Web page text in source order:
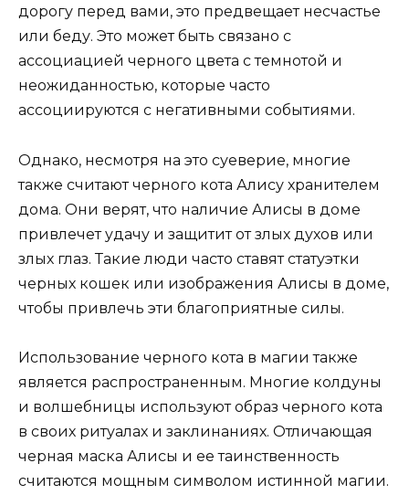
дорогу перед вами, это предвещает несчастье
или беду. Это может быть связано с
ассоциацией черного цвета с темнотой и
неожиданностью, которые часто
ассоциируются с негативными событиями.
Однако, несмотря на это суеверие, многие
также считают черного кота Алису хранителем
дома. Они верят, что наличие Алисы в доме
привлечет удачу и защитит от злых духов или
злых глаз. Такие люди часто ставят статуэтки
черных кошек или изображения Алисы в доме,
чтобы привлечь эти благоприятные силы.
Использование черного кота в магии также
является распространенным. Многие колдуны
и волшебницы используют образ черного кота
в своих ритуалах и заклинаниях. Отличающая
черная маска Алисы и ее таинственность
считаются мощным символом истинной магии.